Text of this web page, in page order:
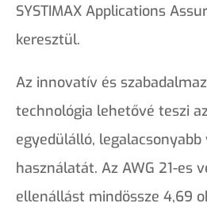
SYSTIMAX Applications
keresztül.
Az innovatív és
technológia lehetővé teszi
egyedülálló,
használatát. Az AWG 21-es
ellenállást mindössze 4,69